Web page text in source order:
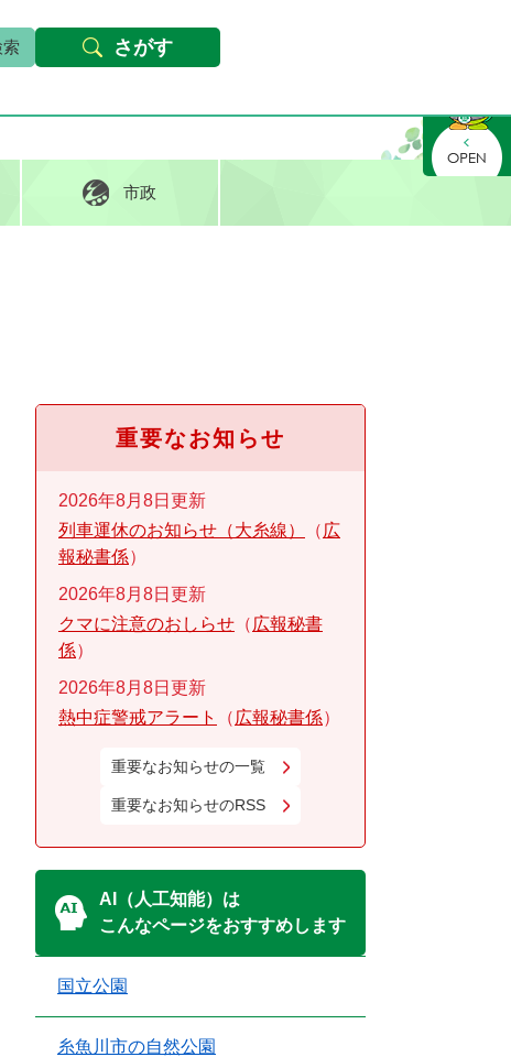
本文へ Foreign languages
市政
さがす
重要なお知らせ
2026年8月8日更新
列車運休のお知らせ（大糸線）
広
報秘書係
2026年8月8日更新
クマに注意のおしらせ
広報秘書
係
2026年8月8日更新
熱中症警戒アラート
広報秘書係
重要なお知らせの一覧
重要なお知らせのRSS
AI（人工知能）は
こんなページをおすすめします
国立公園
糸魚川市の自然公園